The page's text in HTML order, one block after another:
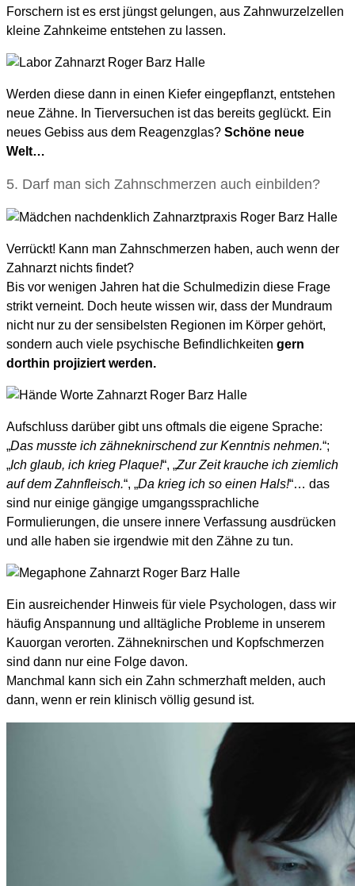
Forschern ist es erst jüngst gelungen, aus Zahnwurzelzellen
kleine Zahnkeime entstehen zu lassen.
Werden diese dann in einen Kiefer eingepflanzt, entstehen
neue Zähne. In Tierversuchen ist das bereits geglückt. Ein
neues Gebiss aus dem Reagenzglas? Schöne neue
Welt…
5. Darf man sich Zahnschmerzen auch einbilden?
Verrückt! Kann man Zahnschmerzen haben, auch wenn der
Zahnarzt nichts findet?
Bis vor wenigen Jahren hat die Schulmedizin diese Frage
strikt verneint. Doch heute wissen wir, dass der Mundraum
nicht nur zu der sensibelsten Regionen im Körper gehört,
sondern auch viele psychische Befindlichkeiten gern
dorthin projiziert werden.
Aufschluss darüber gibt uns oftmals die eigene Sprache:
„Das musste ich zähneknirschend zur Kenntnis nehmen.“;
„Ich glaub, ich krieg Plaque!“, „Zur Zeit krauche ich ziemlich
auf dem Zahnfleisch.“, „Da krieg ich so einen Hals!“… das
sind nur einige gängige umgangssprachliche
Formulierungen, die unsere innere Verfassung ausdrücken
und alle haben sie irgendwie mit den Zähne zu tun.
Ein ausreichender Hinweis für viele Psychologen, dass wir
häufig Anspannung und alltägliche Probleme in unserem
Kauorgan verorten. Zähneknirschen und Kopfschmerzen
sind dann nur eine Folge davon.
Manchmal kann sich ein Zahn schmerzhaft melden, auch
dann, wenn er rein klinisch völlig gesund ist.